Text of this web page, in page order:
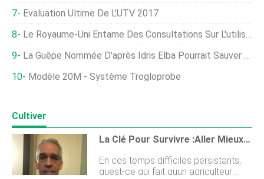
Évaluation Ultime De L'UTV 2017
Le Royaume-Uni Entame Des Consultations Sur L'utilisation D'engrais Dans Le But De Réduire Les Émissions D'ammoniac
La Guêpe Nommée D'après Idris Elba Pourrait Sauver Le Brocoli D'un Insecte Envahissant
Modèle 20M - Système Trogloprobe
Cultiver
La Clé Pour Survivre :aller Mieux, Pas Plus Grand
En ces temps difficiles persistants,
quest-ce qui fait quun agriculteur